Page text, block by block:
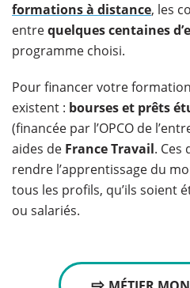
formations à distance, les
entrequelques centaines
programme choisi.
Pour financer votre
existent : bourses et prêts
(financée par l’OPCO de
aides de France Travail.
rendre l’apprentissage du
tous les profils, qu’ils soient
ou salariés.